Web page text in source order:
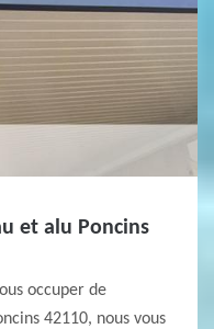
et alu Poncins
occuper de
42110, nous vous